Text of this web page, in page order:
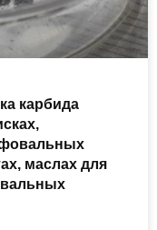
карбида
маслах для